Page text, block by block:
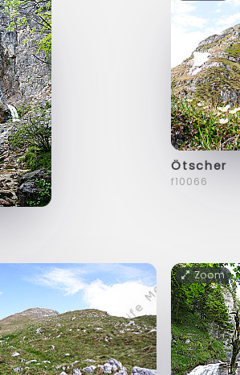
Ötscher
f10066
Zoom